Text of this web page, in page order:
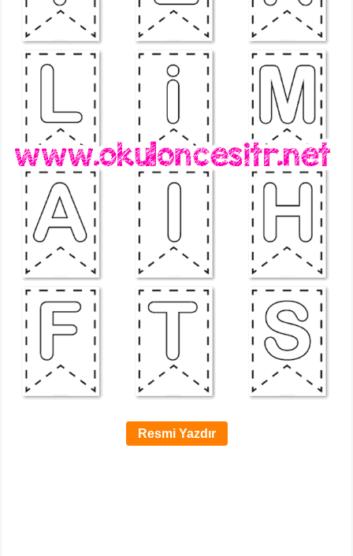
Resmi Yazdır